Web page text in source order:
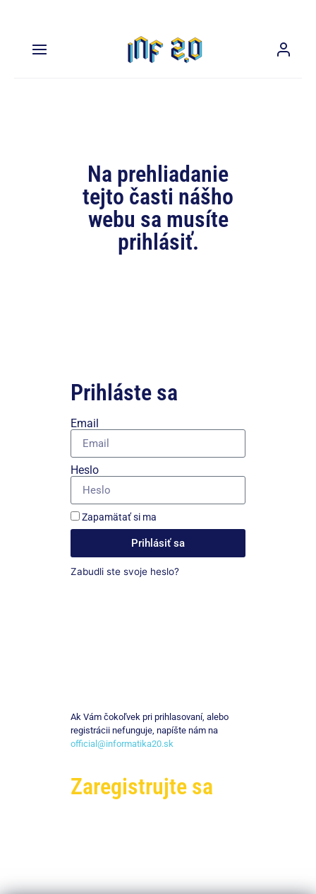
Na prehliadanie
tejto časti nášho
webu sa musíte
prihlásiť.
Prihláste sa
Email
Heslo
Zapamätať si ma
Prihlásiť sa
Zabudli ste svoje heslo?
Ak Vám čokoľvek pri prihlasovaní, alebo
registrácii nefunguje, napíšte nám na
official@informatika20.sk
Zaregistrujte sa